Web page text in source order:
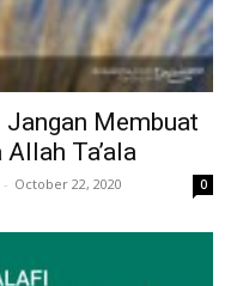
Jangan Membuat
Ta’ala
- October 22, 2020 0